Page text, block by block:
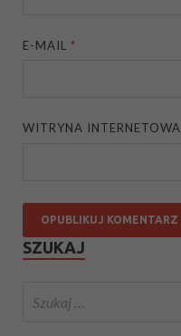
E-MAIL*
WITRYNA INTERNETOWA
SZUKAJ